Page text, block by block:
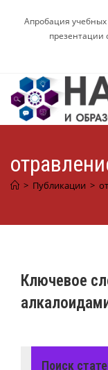
содержимому
Апробация учебных
презентации
> Публикации >
Ключевое
Поиск